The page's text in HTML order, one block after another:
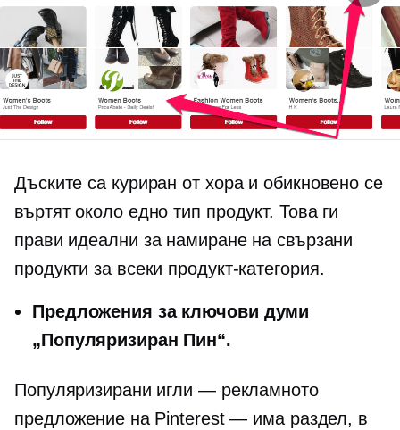
Дъските са куриран от хораи обикновено се
въртят около еднотип продукт. Това ги
прави идеални за намиране на свързани
продукти за всеки продукт-категория.
Предложения за ключови думи
„Популяризиран Пин“.
Популяризирани игли — рекламното
предложение на Pinterest — има раздел, в